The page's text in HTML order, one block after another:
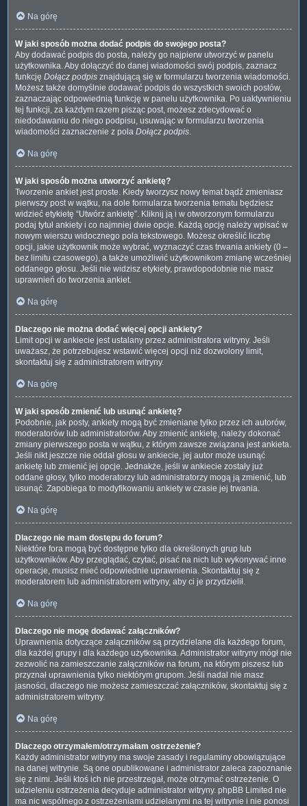
Na górę
W jaki sposób można dodać podpis do swojego posta?
Aby dodawać podpis do posta, należy go najpierw utworzyć w panelu
użytkownika. Aby dołączyć do danej wiadomości swój podpis, zaznacz
funkcję Dołącz podpis znajdującą się w formularzu tworzenia wiadomości.
Możesz także domyślnie dodawać podpis do wszystkich swoich postów,
zaznaczając odpowiednią funkcję w panelu użytkownika. Po uaktywnieniu
tej funkcji, za każdym razem pisząc post, możesz zdecydować o
niedodawaniu do niego podpisu, usuwając w formularzu tworzenia
wiadomości zaznaczenie z pola Dołącz podpis.
Na górę
W jaki sposób można utworzyć ankietę?
Tworzenie ankiet jest proste. Kiedy tworzysz nowy temat bądź zmieniasz
pierwszy post w wątku, na dole formularza tworzenia tematu będziesz
widzieć etykietę “Utwórz ankietę”. Kliknij ją i w otworzonym formularzu
podaj tytuł ankiety i co najmniej dwie opcje. Każdą opcję należy wpisać w
nowym wierszu widocznego pola tekstowego. Możesz określić liczbę
opcji, jakie użytkownik może wybrać, wyznaczyć czas trwania ankiety (0 –
bez limitu czasowego), a także umożliwić użytkownikom zmianę wcześniej
oddanego głosu. Jeśli nie widzisz etykiety, prawdopodobnie nie masz
uprawnień do tworzenia ankiet.
Na górę
Dlaczego nie można dodać więcej opcji ankiety?
Limit opcji w ankiecie jest ustalany przez administratora witryny. Jeśli
uważasz, że potrzebujesz wstawić więcej opcji niż dozwolony limit,
skontaktuj się z administratorem witryny.
Na górę
W jaki sposób zmienić lub usunąć ankietę?
Podobnie, jak posty, ankiety mogą być zmieniane tylko przez ich autorów,
moderatorów lub administratorów. Aby zmienić ankietę, należy dokonać
zmiany pierwszego posta w wątku, z którym zawsze związana jest ankieta.
Jeśli nikt jeszcze nie oddał głosu w ankiecie, jej autor może usunąć
ankietę lub zmienić jej opcje. Jednakże, jeśli w ankiecie zostały już
oddane głosy, tylko moderatorzy lub administratorzy mogą ją zmienić, lub
usunąć. Zapobiega to modyfikowaniu ankiety w czasie jej trwania.
Na górę
Dlaczego nie mam dostępu do forum?
Niektóre fora mogą być dostępne tylko dla określonych grup lub
użytkowników. Aby przeglądać, czytać, pisać na nich lub wykonywać inne
operacje, musisz mieć odpowiednie uprawnienia. Skontaktuj się z
moderatorem lub administratorem witryny, aby ci je przydzielił.
Na górę
Dlaczego nie mogę dodawać załączników?
Uprawnienia dotyczące załączników są przydzielane dla każdego forum,
dla każdej grupy i dla każdego użytkownika. Administrator witryny mógł nie
zezwolić na zamieszczanie załączników na forum, na którym piszesz lub
przyznał uprawnienia tylko niektórym grupom. Jeśli nadal nie masz
jasności, dlaczego nie możesz zamieszczać załączników, skontaktuj się z
administratorem witryny.
Na górę
Dlaczego otrzymałem/otrzymałam ostrzeżenie?
Każdy administrator witryny ma swoje zasady i regulaminy obowiązujące
na danej witrynie. Są one opublikowane i administrator zaleca zapoznanie
się z nimi. Jeśli ktoś ich nie przestrzegał, może otrzymać ostrzeżenie. O
udzieleniu ostrzeżenia decyduje administrator witryny. phpBB Limited nie
ma nic wspólnego z ostrzeżeniami udzielanymi na tej witrynie i nie ponosi